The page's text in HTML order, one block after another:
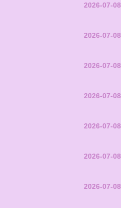
2026-07-08
2026-07-08
2026-07-08
2026-07-08
2026-07-08
2026-07-08
2026-07-08